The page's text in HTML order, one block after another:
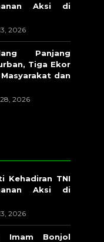
Aksi di
2026
Panjang
Tiga Ekor
dan
2026
Kehadiran TNI
Aksi di
2026
Imam Bonjol